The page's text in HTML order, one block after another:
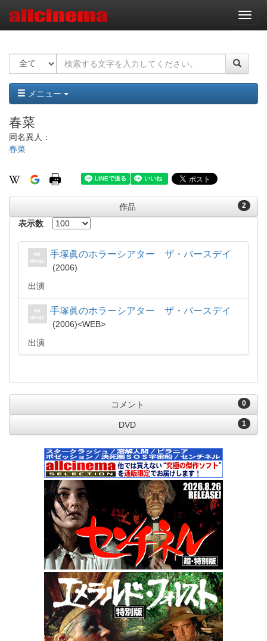
ナ
ビ
ー
ョ
ン
メニュー
春菜
同名異人：
春菜
2
作品
表示数
手塚眞のホラーシアター ザ・バースデイ
2006
出演
手塚眞のホラーシアター ザ・バースデイ
2006
WEB
出演
0
コメント
1
DVD